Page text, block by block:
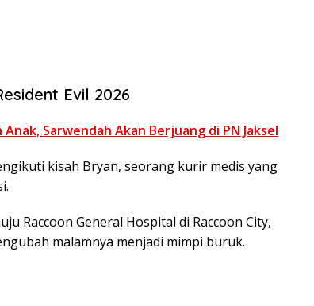
Evil 2026
Sarwendah Akan Berjuang di PN Jaksel
kisah Bryan, seorang kurir medis yang
Raccoon General Hospital di Raccoon City,
malamnya menjadi mimpi buruk.